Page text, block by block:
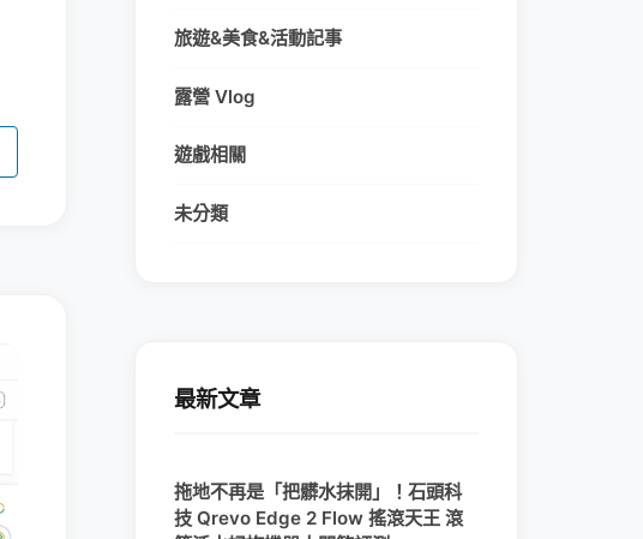
旅遊&美食&活動記事
露營 Vlog
遊戲相關
未分類
最新文章
拖地不再是「把髒水抹開」！石頭科
技 Qrevo Edge 2 Flow 搖滾天王 滾